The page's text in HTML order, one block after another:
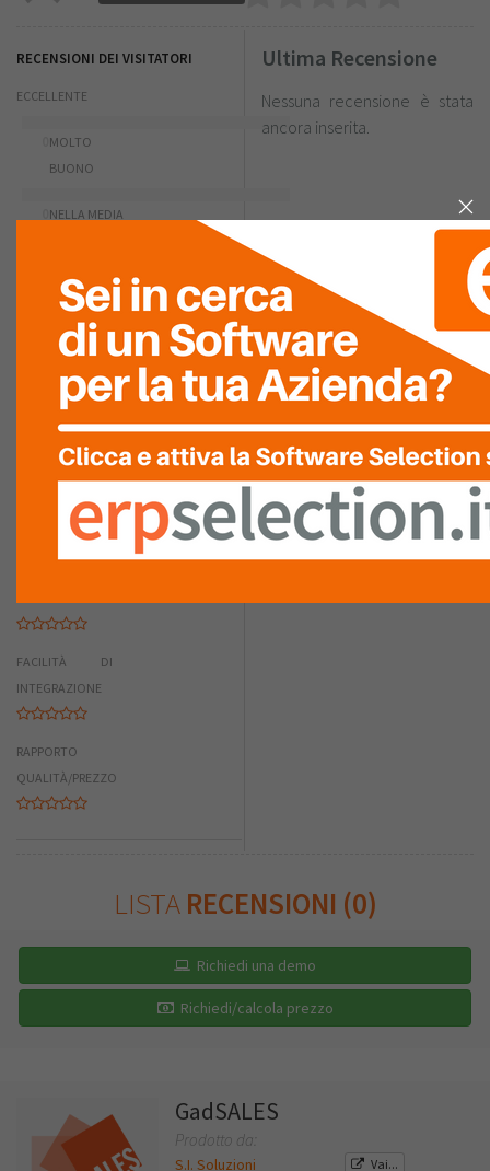
RECENSIONI DEI VISITATORI
ECCELLENTE
MOLTO
BUONO
NELLA MEDIA
PESSIMO
RIASSUNTO PUNTEGGIO
FACILITÀ D'USO
FACILITÀ DI
INTEGRAZIONE
RAPPORTO
QUALITÀ/PREZZO
Ultima Recensione
Nessuna recensione è stata
ancora inserita.
LISTA RECENSIONI (0)
Richiedi una demo
Richiedi/calcola prezzo
GadSALES
Prodotto da:
S.I. Soluzioni
Vai...